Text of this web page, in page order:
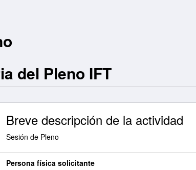
del Pleno IFT
Breve descripción de la actividad
Sesión de Pleno
Persona física solicitante